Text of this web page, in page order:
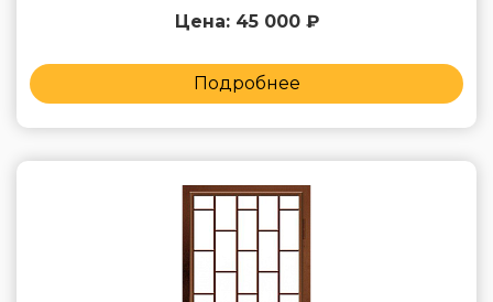
Цена: 45 000 ₽
Подробнее